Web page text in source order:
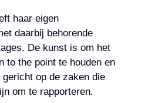
haar eigen
daarbij behorende
De kunst is om het
to the point te houden en
op de zaken die
om te rapporteren.